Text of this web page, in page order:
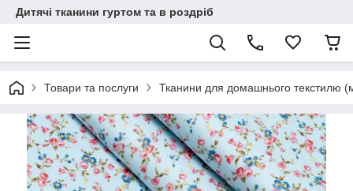
Дитячі тканини гуртом та в роздріб
Товари та послуги Тканини для домашнього текстилю